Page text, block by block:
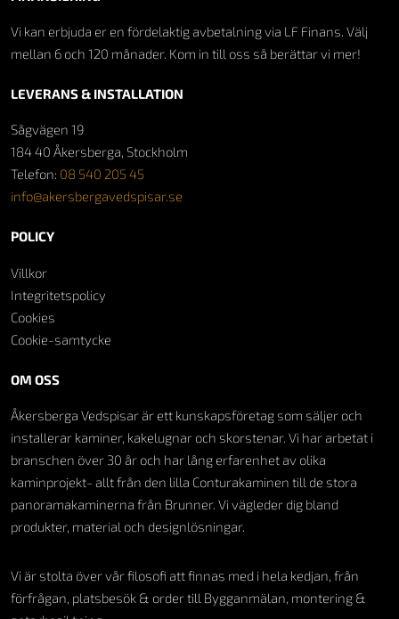
OM OSS
Åkersberga Vedspisar är ett kunskapsföretag som säljer och
installerar kaminer, kakelugnar och skorstenar. Vi har arbetat i
branschen över 30 år och har lång erfarenhet av olika
kaminprojekt- allt från den lilla Conturakaminen till de stora
panoramakaminerna från Brunner. Vi vägleder dig bland
produkter, material och designlösningar.
Vi är stolta över vår filosofi att finnas med i hela kedjan, från
förfrågan, platsbesök & order till Bygganmälan, montering &
Vi kan erbjuda er en fördelaktig avbetalning via LF Finans. Välj
mellan 6 och 120 månader. Kom in till oss så berättar vi mer!
LEVERANS & INSTALLATION
Sågvägen 19
184 40 Åkersberga, Stockholm
Telefon: 08 540 205 45
info@akersbergavedspisar.se
POLICY
Villkor
Integritetspolicy
Cookies
Cookie-samtycke